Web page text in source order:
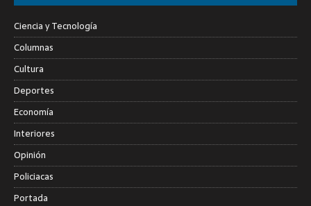
Ciencia y Tecnología
Columnas
Cultura
Deportes
Economía
Interiores
Opinión
Policiacas
Portada